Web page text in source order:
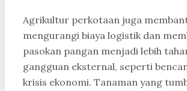
Agrikultur perkotaan juga
mengurangi biaya logistik dan
pasokan pangan menjadi lebih
gangguan eksternal, seperti
krisis ekonomi. Tanaman yang